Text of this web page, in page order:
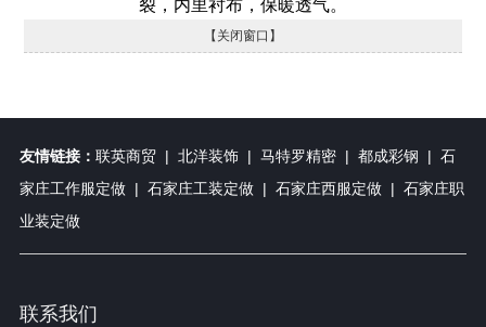
裂，内里衬布，保暖透气。
【关闭窗口】
友情链接： 联英商贸| 北洋装饰| 马特罗精密| 都成彩钢 | 石
家庄工作服定做| 石家庄工装定做| 石家庄西服定做| 石家庄职
业装定做
联系我们